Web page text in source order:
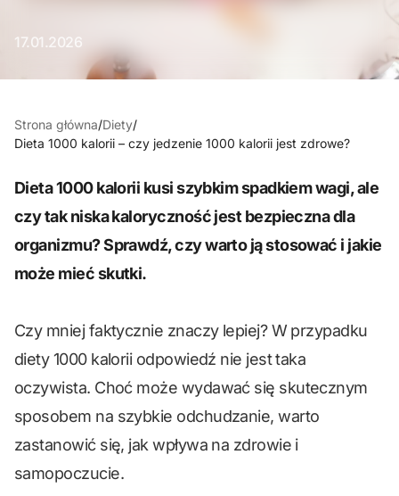
17.01.2026
Strona główna/Diety/
Dieta 1000 kalorii – czy jedzenie 1000 kalorii jest zdrowe?
Dieta 1000 kalorii kusi szybkim spadkiem wagi, ale
czy tak niska kaloryczność jest bezpieczna dla
organizmu? Sprawdź, czy warto ją stosować i jakie
może mieć skutki.
Czy mniej faktycznie znaczy lepiej? W przypadku
diety 1000 kalorii odpowiedź nie jest taka
oczywista. Choć może wydawać się skutecznym
sposobem na szybkie odchudzanie, warto
zastanowić się, jak wpływa na zdrowie i
samopoczucie.